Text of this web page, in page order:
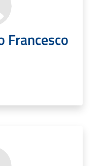
Francesco